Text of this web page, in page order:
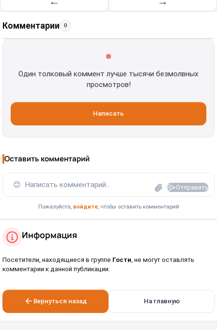
Комментарии 0
Один толковый коммент лучше тысячи безмолвных
просмотров!
Написать
Оставить комментарий
😊 Написать комментарий... Отправить
Пожалуйста, войдите, чтобы оставить комментарий
Информация
Посетители, находящиеся в группе Гости , не могут оставлять
комментарии к данной публикации.
Вернуться назад На главную